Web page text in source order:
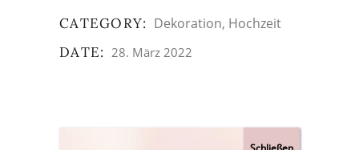
CATEGORY: Dekoration Hochzeit
DATE: 28. März 2022